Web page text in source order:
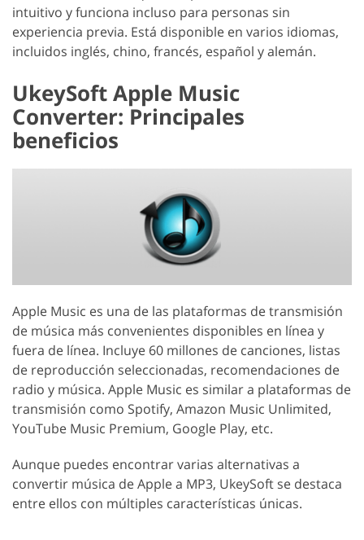
intuitivo y funciona incluso para personas sin
experiencia previa. Está disponible en varios idiomas,
incluidos inglés, chino, francés, español y alemán.
UkeySoft Apple Music
Converter: Principales
beneficios
Apple Music es una de las plataformas de transmisión
de música más convenientes disponibles en línea y
fuera de línea. Incluye 60 millones de canciones, listas
de reproducción seleccionadas, recomendaciones de
radio y música. Apple Music es similar a plataformas de
transmisión como Spotify, Amazon Music Unlimited,
YouTube Music Premium, Google Play, etc.
Aunque puedes encontrar varias alternativas a
convertir música de Apple a MP3, UkeySoft se destaca
entre ellos con múltiples características únicas.